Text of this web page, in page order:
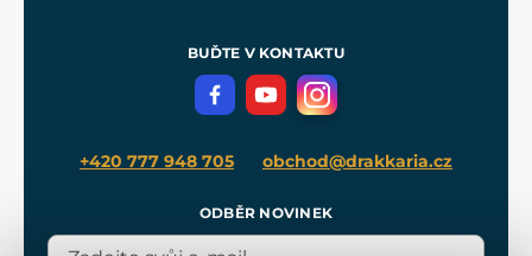
Meče pro Kingdom Come
BUĎTE V KONTAKTU
+420 777 948 705 obchod@drakkaria.cz
ODBĚR NOVINEK